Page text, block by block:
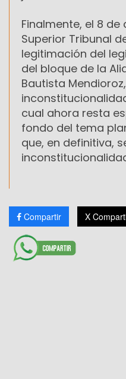
Finalmente, el 8
Superior Tribunal
legitimación del
del bloque de la
Bautista
cual ahora resta
fondo del tema
que, en definitiva,
Compartir X